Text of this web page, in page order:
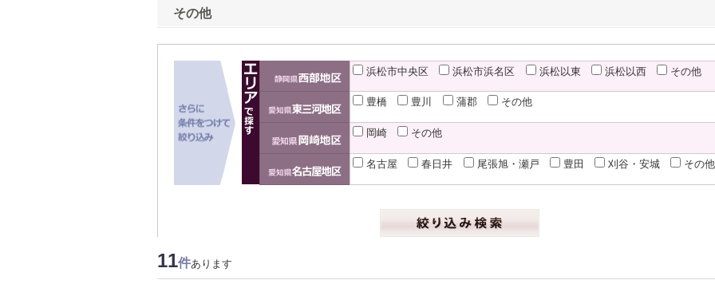
その他
浜松市中央区 浜松市浜名区 浜松以東 浜松以西 その他
豊橋 豊川 蒲郡 その他
岡崎 その他
名古屋 春日井 尾張旭・瀬戸 豊田 刈谷・安城 その他
11件あります